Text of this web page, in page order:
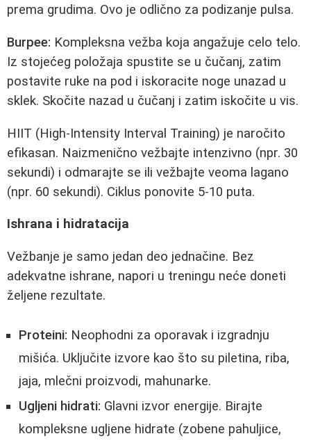
prema grudima. Ovo je odlično za podizanje pulsa.
Burpee: Kompleksna vežba koja angažuje celo telo.
Iz stojećeg položaja spustite se u čučanj, zatim
postavite ruke na pod i iskoracite noge unazad u
sklek. Skočite nazad u čučanj i zatim iskočite u vis.
HIIT (High-Intensity Interval Training) je naročito
efikasan. Naizmenično vežbajte intenzivno (npr. 30
sekundi) i odmarajte se ili vežbajte veoma lagano
(npr. 60 sekundi). Ciklus ponovite 5-10 puta.
Ishrana i hidratacija
Vežbanje je samo jedan deo jednačine. Bez
adekvatne ishrane, napori u treningu neće doneti
željene rezultate.
Proteini: Neophodni za oporavak i izgradnju
mišića. Uključite izvore kao što su piletina, riba,
jaja, mlečni proizvodi, mahunarke.
Ugljeni hidrati: Glavni izvor energije. Birajte
kompleksne ugljene hidrate (zobene pahuljice,